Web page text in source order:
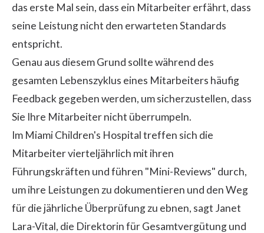
das erste Mal sein, dass ein Mitarbeiter erfährt, dass
seine Leistung nicht den erwarteten Standards
entspricht.
Genau aus diesem Grund sollte während des
gesamten Lebenszyklus eines Mitarbeiters häufig
Feedback gegeben werden, um sicherzustellen, dass
Sie Ihre Mitarbeiter nicht überrumpeln.
Im Miami Children's Hospital treffen sich die
Mitarbeiter vierteljährlich mit ihren
Führungskräften und führen "Mini-Reviews" durch,
um ihre Leistungen zu dokumentieren und den Weg
für die jährliche Überprüfung zu ebnen, sagt Janet
Lara-Vital, die Direktorin für Gesamtvergütung und